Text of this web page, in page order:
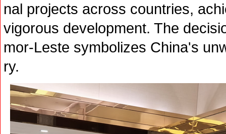
nal projects across countries,
vigorous development. The
mor-Leste symbolizes China's
ry.